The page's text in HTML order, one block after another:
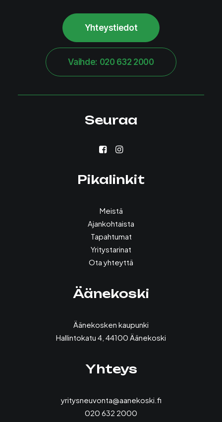
Yhteystiedot
Vaihde: 020 632 2000
Seuraa
Pikalinkit
Meistä
Ajankohtaista
Tapahtumat
Yritystarinat
Ota yhteyttä
Äänekoski
Äänekosken kaupunki
Hallintokatu 4, 44100 Äänekoski
Yhteys
yritysneuvonta@aanekoski.fi
020 632 2000